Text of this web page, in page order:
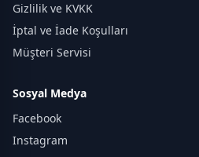
Gizlilik ve KVKK
İptal ve İade Koşulları
Müşteri Servisi
Sosyal Medya
Facebook
Instagram